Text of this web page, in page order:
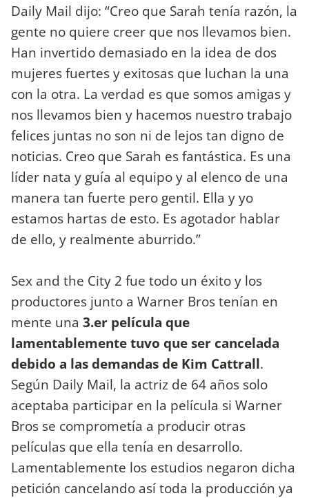
Daily Mail dijo: “Creo que Sarah tenía razón, la
gente no quiere creer que nos llevamos bien.
Han invertido demasiado en la idea de dos
mujeres fuertes y exitosas que luchan la una
con la otra. La verdad es que somos amigas y
nos llevamos bien y hacemos nuestro trabajo
felices juntas no son ni de lejos tan digno de
noticias. Creo que Sarah es fantástica. Es una
líder nata y guía al equipo y al elenco de una
manera tan fuerte pero gentil. Ella y yo
estamos hartas de esto. Es agotador hablar
de ello, y realmente aburrido.”
Sex and the City 2 fue todo un éxito y los
productores junto a Warner Bros tenían en
mente una 3.er película que
lamentablemente tuvo que ser cancelada
debido a las demandas de Kim Cattrall.
Según Daily Mail, la actriz de 64 años solo
aceptaba participar en la película si Warner
Bros se comprometía a producir otras
películas que ella tenía en desarrollo.
Lamentablemente los estudios negaron dicha
petición cancelando así toda la producción ya